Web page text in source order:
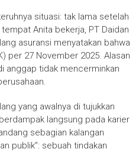
situasi: tak lama setelah
Anita bekerja, PT Daidan
asuransi menyatakan bahwa
per 27 November 2025. Alasan
anggap tidak mencerminkan
yang awalnya di tujukkan
langsung pada karier
sebagian kalangan
publik”: sebuah tindakan